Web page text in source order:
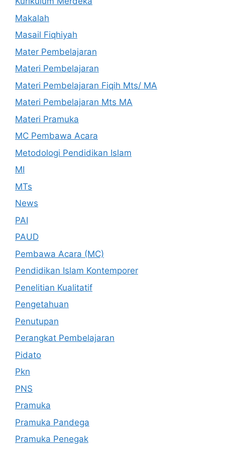
Makalah
Masail Fiqhiyah
Mater Pembelajaran
Materi Pembelajaran
Materi Pembelajaran Fiqih Mts/ MA
Materi Pembelajaran Mts MA
Materi Pramuka
MC Pembawa Acara
Metodologi Pendidikan Islam
MI
MTs
News
PAI
PAUD
Pembawa Acara (MC)
Pendidikan Islam Kontemporer
Penelitian Kualitatif
Pengetahuan
Penutupan
Perangkat Pembelajaran
Pidato
Pkn
PNS
Pramuka
Pramuka Pandega
Pramuka Penegak